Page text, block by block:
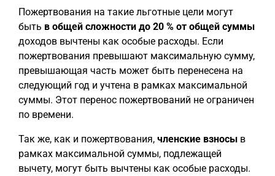
Пожертвования на такие льготные цели могут
быть в общей сложности до 20 % от общей суммы
доходов вычтены как особые расходы. Если
пожертвования превышают максимальную сумму,
превышающая часть может быть перенесена на
следующий год и учтена в рамках максимальной
суммы. Этот перенос пожертвований не ограничен
по времени.
Так же, как и пожертвования, членские взносы в
рамках максимальной суммы, подлежащей
вычету, могут быть вычтены как особые расходы.